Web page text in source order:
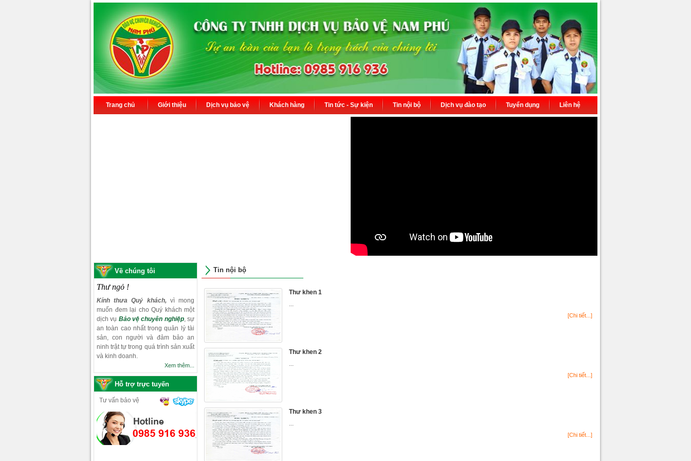
Trang chủ Giới thiệu Dịch vụ bảo vệ Khách hàng Tin tức - Sự kiện Tin nội bộ Dịch vụ đào tạo Tuyển dụng Liên hệ
Về chúng tôi
Thư ngỏ !
Kính thưa Quý khách,vì mong
muốn đem lại cho Quý khách một
dịch vụ Bảo vệ chuyên nghiệp, sự
an toàn cao nhất trong quản lý tài
sản, con người và đảm bảo an
ninh trật tự trong quá trình sản xuất
và kinh doanh.
Xem thêm...
Hỗ trợ trực tuyến
Tư vấn bảo vệ
Tin nội bộ
Thư khen 1
...
[Chi tiết...]
Thư khen 2
...
[Chi tiết...]
Thư khen 3
...
[Chi tiết...]